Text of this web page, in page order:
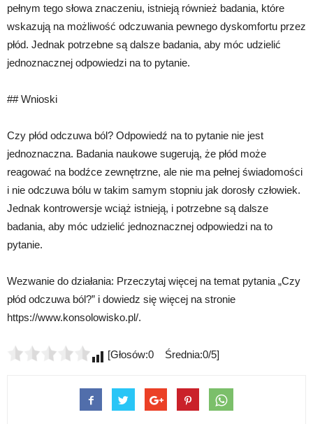
pełnym tego słowa znaczeniu, istnieją również badania, które
wskazują na możliwość odczuwania pewnego dyskomfortu przez
płód. Jednak potrzebne są dalsze badania, aby móc udzielić
jednoznacznej odpowiedzi na to pytanie.
## Wnioski
Czy płód odczuwa ból? Odpowiedź na to pytanie nie jest
jednoznaczna. Badania naukowe sugerują, że płód może
reagować na bodźce zewnętrzne, ale nie ma pełnej świadomości
i nie odczuwa bólu w takim samym stopniu jak dorosły człowiek.
Jednak kontrowersje wciąż istnieją, i potrzebne są dalsze
badania, aby móc udzielić jednoznacznej odpowiedzi na to
pytanie.
Wezwanie do działania: Przeczytaj więcej na temat pytania „Czy
płód odczuwa ból?” i dowiedz się więcej na stronie
https://www.konsolowisko.pl/.
[Głosów:0 Średnia:0/5]